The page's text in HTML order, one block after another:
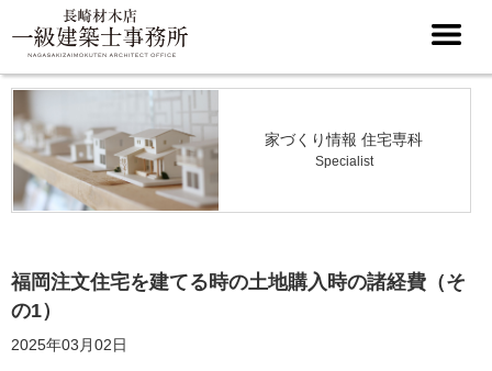
家づくり情報 住宅専科
Specialist
福岡注文住宅を建てる時の土地購入時の諸経費（そ
の1）
2025年03月02日